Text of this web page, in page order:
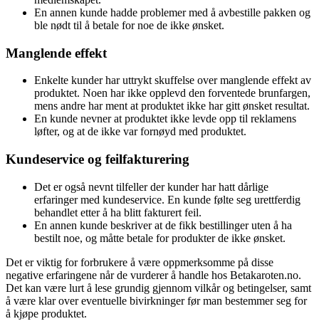
En annen kunde hadde problemer med å avbestille pakken og
ble nødt til å betale for noe de ikke ønsket.
Manglende effekt
Enkelte kunder har uttrykt skuffelse over manglende effekt av
produktet. Noen har ikke opplevd den forventede brunfargen,
mens andre har ment at produktet ikke har gitt ønsket resultat.
En kunde nevner at produktet ikke levde opp til reklamens
løfter, og at de ikke var fornøyd med produktet.
Kundeservice og feilfakturering
Det er også nevnt tilfeller der kunder har hatt dårlige
erfaringer med kundeservice. En kunde følte seg urettferdig
behandlet etter å ha blitt fakturert feil.
En annen kunde beskriver at de fikk bestillinger uten å ha
bestilt noe, og måtte betale for produkter de ikke ønsket.
Det er viktig for forbrukere å være oppmerksomme på disse
negative erfaringene når de vurderer å handle hos Betakaroten.no.
Det kan være lurt å lese grundig gjennom vilkår og betingelser, samt
å være klar over eventuelle bivirkninger før man bestemmer seg for
å kjøpe produktet.